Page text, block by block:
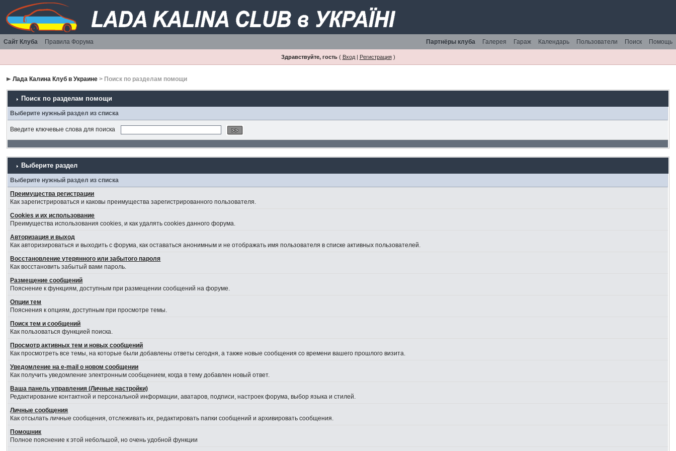
Сайт Клуба Правила Форума Помощь
Поиск
Пользователи
Календарь
Гараж
Галерея
Партнёры клуба
Здравствуйте, гость( Вход| Регистрация)
Лада Калина Клуб в Украине > Поиск по разделам помощи
Поиск по разделам помощи
Выберите нужный раздел из списка
Введите ключевые слова для поиска
Выберите раздел
Выберите нужный раздел из списка
Преимущества регистрации
Как зарегистрироваться и каковы преимущества зарегистрированного пользователя.
Cookies и их использование
Преимущества использования cookies, и как удалять cookies данного форума.
Авторизация и выход
Как авторизироваться и выходить с форума, как оставаться анонимным и не отображать имя пользователя в списке активных пользователей.
Восстановление утерянного или забытого пароля
Как восстановить забытый вами пароль.
Размещение сообщений
Пояснение к функциям, доступным при размещении сообщений на форуме.
Опции тем
Пояснения к опциям, доступным при просмотре темы.
Поиск тем и сообщений
Как пользоваться функцией поиска.
Просмотр активных тем и новых сообщений
Как просмотреть все темы, на которые были добавлены ответы сегодня, а также новые сообщения со времени вашего прошлого визита.
Уведомление на е-mail о новом сообщении
Как получить уведомление электронным сообщением, когда в тему добавлен новый ответ.
Ваша панель управления (Личные настройки)
Редактирование контактной и персональной информации, аватаров, подписи, настроек форума, выбор языка и стилей.
Личные сообщения
Как отсылать личные сообщения, отслеживать их, редактировать папки сообщений и архивировать сообщения.
Помошник
Полное пояснение к этой небольшой, но очень удобной функции